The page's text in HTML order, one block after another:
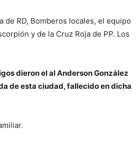
de RD, Bomberos locales, el equipo
y de la Cruz Roja de PP. Los
dieron el al Anderson González
de esta ciudad, fallecido en dicha